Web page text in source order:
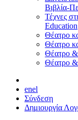
Βιβλία-
Τέχνες
Education
Θέατρο
Θέατρο
Θέατρο
Θέατρο
enel
Σύνδεση
Δημιουργία